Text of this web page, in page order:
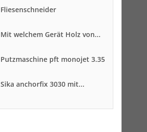
Fliesenschneider
Mit welchem Gerät Holz von...
Putzmaschine pft monojet 3.35
Sika anchorfix 3030 mit...